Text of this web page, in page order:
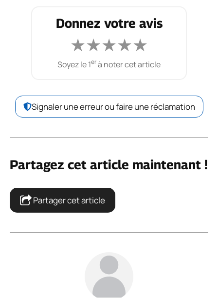
Donnez votre avis
★★★★★
Soyez le 1erà noter cet article
Signaler une erreur ou faire une réclamation
Partagez cet article maintenant !
Partager cet article